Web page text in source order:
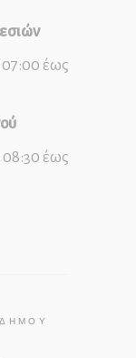
έως
έως